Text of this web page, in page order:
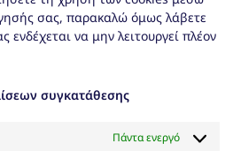
σας, παρακαλώ όμως λάβετε
ενδέχεται να μην λειτουργεί πλέον
συγκατάθεσης
Πάντα ενεργό